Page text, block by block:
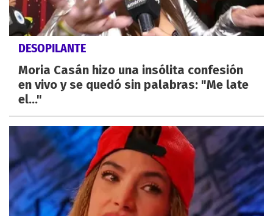
DESOPILANTE
Moria Casán hizo una insólita confesión
en vivo y se quedó sin palabras: "Me late
el..."